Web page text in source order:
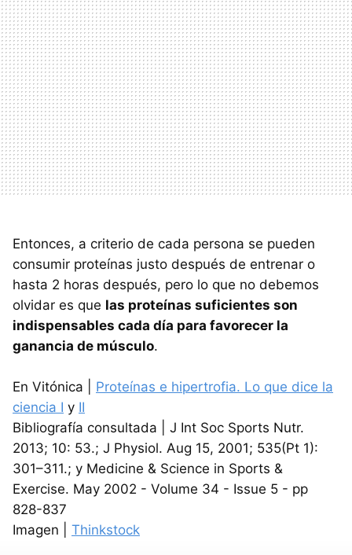
Entonces, a criterio de cada persona se pueden
consumir proteínas justo después de entrenar o
hasta 2 horas después, pero lo que no debemos
olvidar es que las proteínas suficientes son
indispensables cada día para favorecer la
ganancia de músculo.
En Vitónica | Proteínas e hipertrofia. Lo que dice la
ciencia I y II
Bibliografía consultada | J Int Soc Sports Nutr.
2013; 10: 53.; J Physiol. Aug 15, 2001; 535(Pt 1):
301–311.; y Medicine & Science in Sports &
Exercise. May 2002 - Volume 34 - Issue 5 - pp
828-837
Imagen | Thinkstock